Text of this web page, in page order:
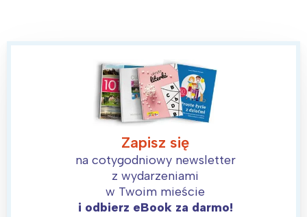
Zapisz się
na cotygodniowy newsletter
z wydarzeniami
w Twoim mieście
i odbierz eBook za darmo!